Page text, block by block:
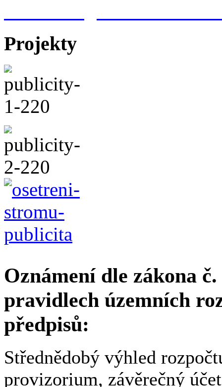
Projekty
Oznámení dle zákona
pravidlech územních
předpisů:
Střednědobý výhled
provizorium, závěrečný